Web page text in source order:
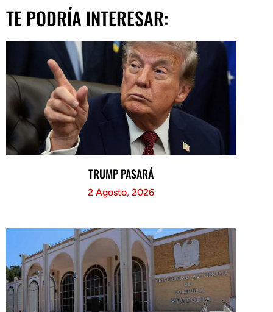
TE PODRÍA INTERESAR:
TRUMP PASARÁ
2 Agosto, 2026